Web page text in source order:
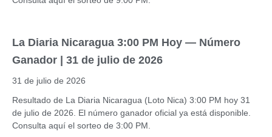
La Diaria Nicaragua 3:00 PM Hoy — Número
Ganador | 31 de julio de 2026
31 de julio de 2026
Resultado de La Diaria Nicaragua (Loto Nica) 3:00 PM hoy 31
de julio de 2026. El número ganador oficial ya está disponible.
Consulta aquí el sorteo de 3:00 PM.